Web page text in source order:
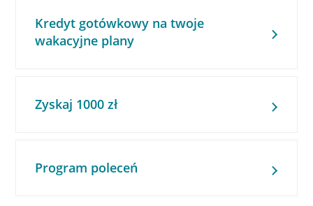
Kredyt gotówkowy na twoje
wakacyjne plany
Zyskaj 1000 zł
Program poleceń